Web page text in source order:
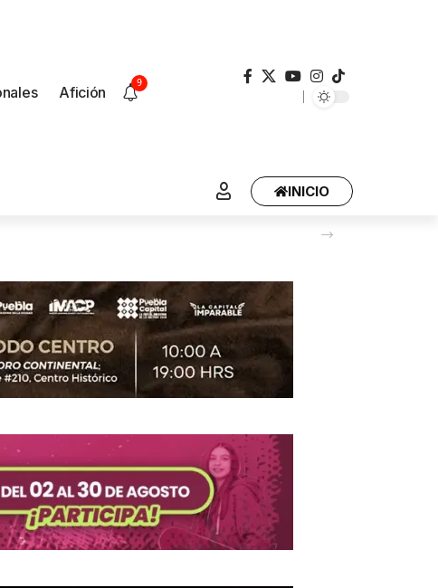
Afición
9
INICIO